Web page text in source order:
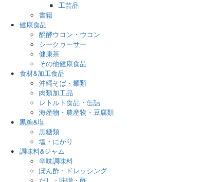
工芸品
書籍
健康食品
醗酵ウコン・ウコン
シークヮーサー
健康茶
その他健康食品
食材&加工食品
沖縄そば・麺類
肉類加工品
レトルト食品・缶詰
海産物・農産物・豆腐類
黒糖&塩
黒糖類
塩・にがり
調味料&ジャム
辛味調味料
ぽん酢・ドレッシング
だし・味噌・酢